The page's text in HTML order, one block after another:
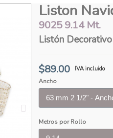
Liston
9025 9.14 Mt.
Listón Decorativo
$89.00 IVA incluido
Ancho
Metros por Rollo